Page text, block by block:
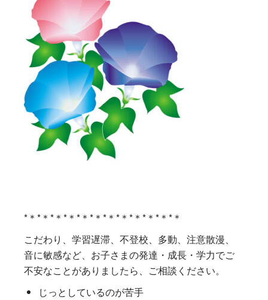
*＊*＊*＊*＊*＊*＊*＊*＊*＊*＊*＊*＊
こだわり、学習遅滞、不登校、多動、注意散漫、
音に敏感など、お子さまの発達・成長・学力でご
不安なことがありましたら、ご相談ください。
じっとしているのが苦手